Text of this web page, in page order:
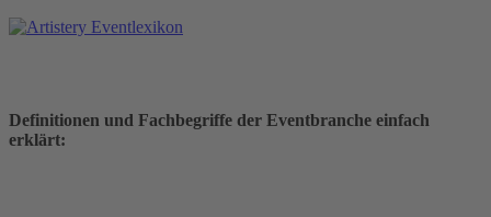
Definitionen und Fachbegriffe der Eventbranche einfach
erklärt: